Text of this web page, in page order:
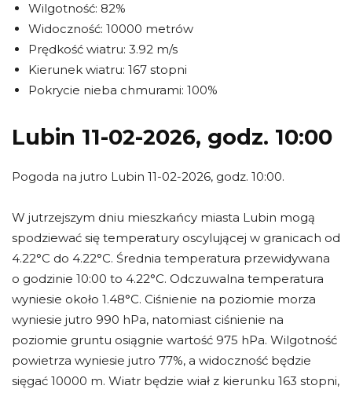
Wilgotność: 82%
Widoczność: 10000 metrów
Prędkość wiatru: 3.92 m/s
Kierunek wiatru: 167 stopni
Pokrycie nieba chmurami: 100%
Lubin 11-02-2026, godz. 10:00
Pogoda na jutro Lubin 11-02-2026, godz. 10:00.
W jutrzejszym dniu mieszkańcy miasta Lubin mogą
spodziewać się temperatury oscylującej w granicach od
4.22°C do 4.22°C. Średnia temperatura przewidywana
o godzinie 10:00 to 4.22°C. Odczuwalna temperatura
wyniesie około 1.48°C. Ciśnienie na poziomie morza
wyniesie jutro 990 hPa, natomiast ciśnienie na
poziomie gruntu osiągnie wartość 975 hPa. Wilgotność
powietrza wyniesie jutro 77%, a widoczność będzie
sięgać 10000 m. Wiatr będzie wiał z kierunku 163 stopni,